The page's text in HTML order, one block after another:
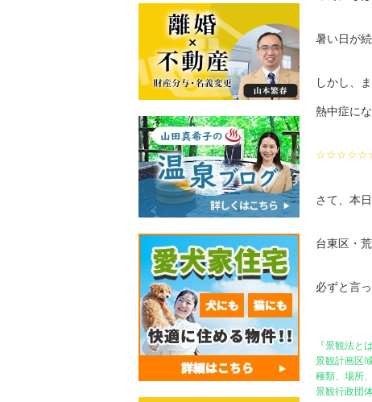
暑い日が
しかし、
熱中症に
さて、本
台東区・
必ずと言
『景観法とは
景観計画区
種類、場所
景観行政団